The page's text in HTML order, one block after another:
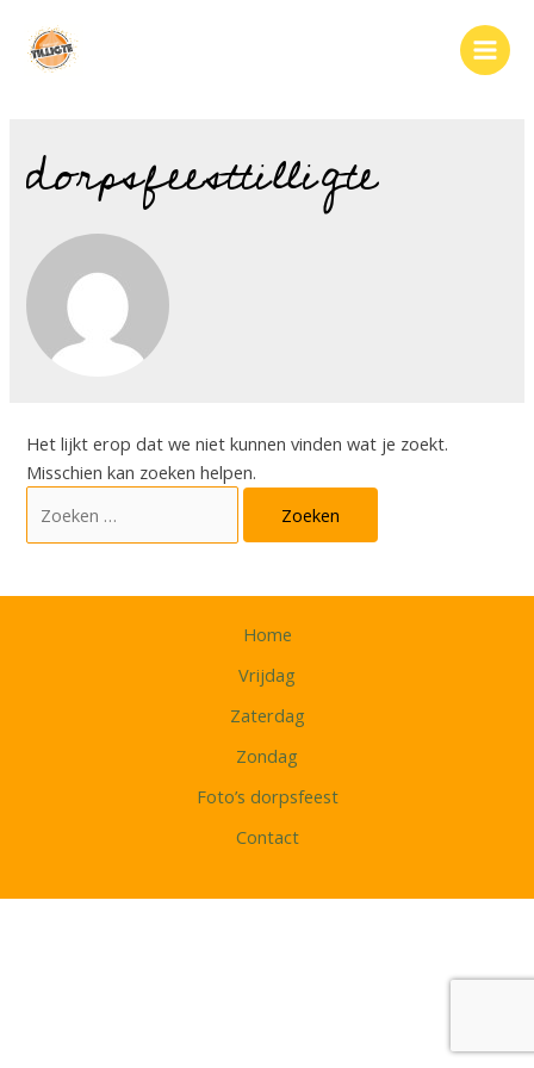
naar
Main
dorpsfeesttilligte
Het lijkt erop dat we niet kunnen vinden wat je zoekt.
Misschien kan zoeken helpen.
naar:
Home
Vrijdag
Zaterdag
Zondag
Foto’s dorpsfeest
Contact